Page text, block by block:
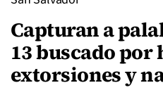
Capturan a
13 buscado
extorsiones y